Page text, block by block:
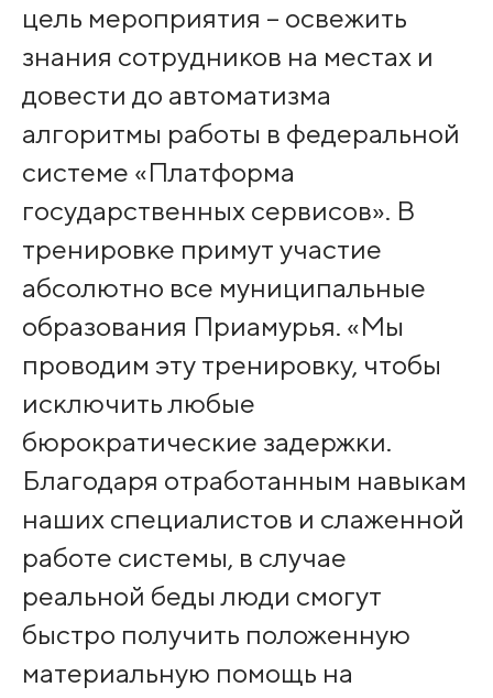
цель мероприятия – освежить
знания сотрудников на местах и
довести до автоматизма
алгоритмы работы в федеральной
системе «Платформа
государственных сервисов». В
тренировке примут участие
абсолютно все муниципальные
образования Приамурья. «Мы
проводим эту тренировку, чтобы
исключить любые
бюрократические задержки.
Благодаря отработанным навыкам
наших специалистов и слаженной
работе системы, в случае
реальной беды люди смогут
быстро получить положенную
материальную помощь на